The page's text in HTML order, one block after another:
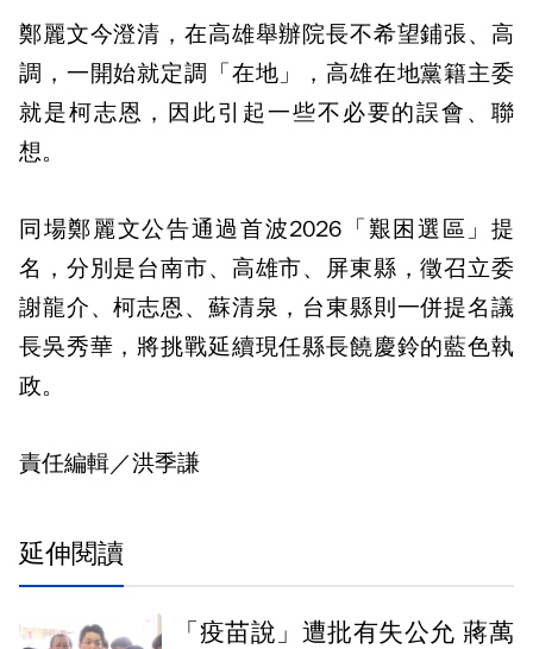
鄭麗文今澄清，在高雄舉辦院長不希望鋪張、高
調，一開始就定調「在地」，高雄在地黨籍主委
就是柯志恩，因此引起一些不必要的誤會、聯
想。
同場鄭麗文公告通過首波2026「艱困選區」提
名，分別是台南市、高雄市、屏東縣，徵召立委
謝龍介、柯志恩、蘇清泉，台東縣則一併提名議
長吳秀華，將挑戰延續現任縣長饒慶鈴的藍色執
政。
責任編輯／洪季謙
延伸閱讀
「疫苗說」遭批有失公允 蔣萬